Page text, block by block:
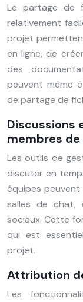
Le partage de
relativement
projet
en ligne, de
des
peuvent même
de partage de
Discussions
membres de
Les outils de
discuter en
équipes
salles de chat,
sociaux. Cette
qui est
projet.
Attribution
Les